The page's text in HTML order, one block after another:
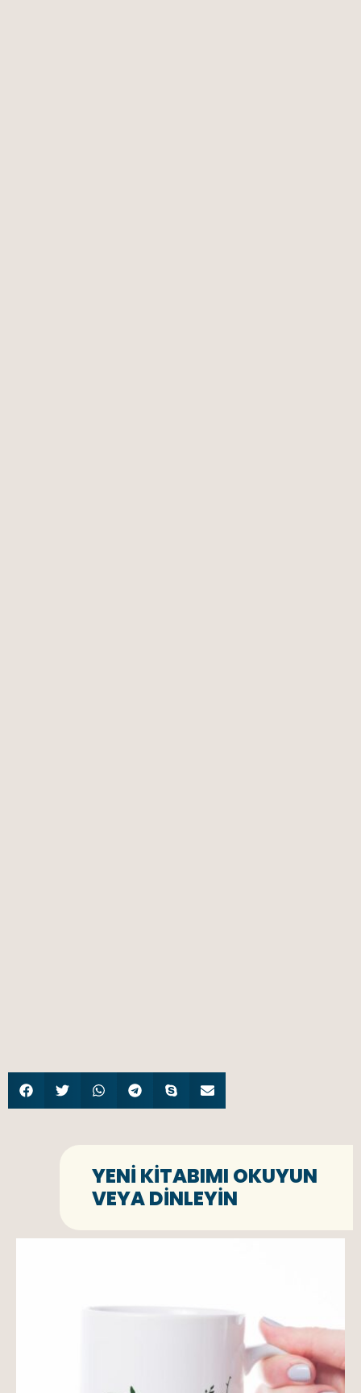
YENI KITABIMI OKUYUN
VEYA DINLEYIN